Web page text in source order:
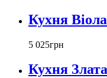
Кухня
5 025грн
Кухня